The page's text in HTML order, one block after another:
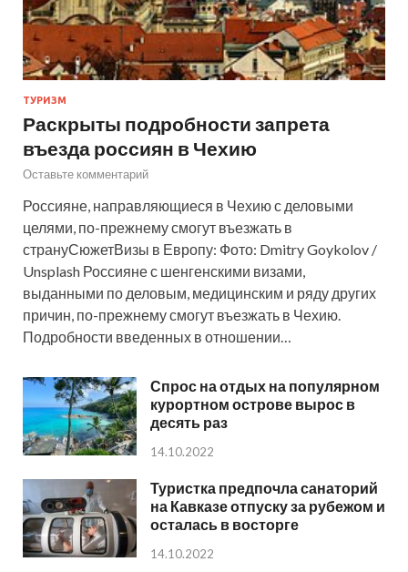
ТУРИЗМ
Раскрыты подробности запрета
въезда россиян в Чехию
Оставьте комментарий
Россияне, направляющиеся в Чехию с деловыми
целями, по-прежнему смогут въезжать в
странуСюжетВизы в Европу: Фото: Dmitry Goykolov /
Unsplash Россияне с шенгенскими визами,
выданными по деловым, медицинским и ряду других
причин, по-прежнему смогут въезжать в Чехию.
Подробности введенных в отношении…
Спрос на отдых на популярном
курортном острове вырос в
десять раз
14.10.2022
Туристка предпочла санаторий
на Кавказе отпуску за рубежом и
осталась в восторге
14.10.2022